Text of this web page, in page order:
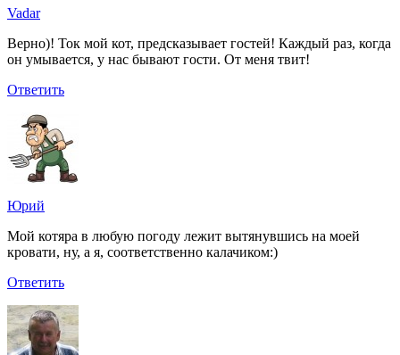
Vadar
Верно)! Ток мой кот, предсказывает гостей! Каждый раз, когда
он умывается, у нас бывают гости. От меня твит!
Ответить
Юрий
Мой котяра в любую погоду лежит вытянувшись на моей
кровати, ну, а я, соответственно калачиком:)
Ответить